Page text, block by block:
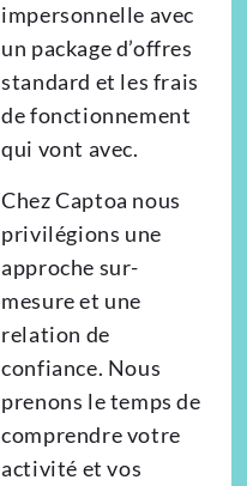
impersonnelle avec
un package d’offres
standard et les frais
de fonctionnement
qui vont avec.
Chez Captoa nous
privilégions une
approche sur-
mesure et une
relation de
confiance. Nous
prenons le temps de
comprendre votre
activité et vos